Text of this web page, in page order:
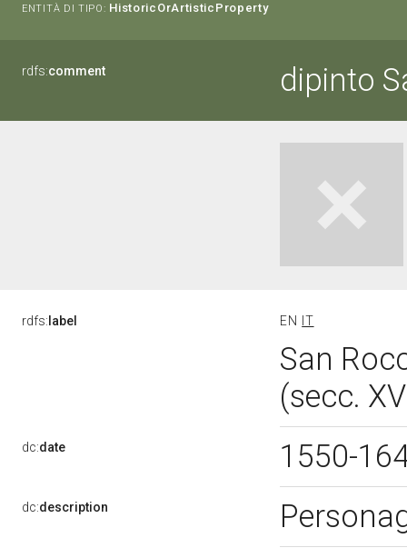
ENTITÀ DI TIPO: HistoricOrArtisticProperty
rdfs:comment dipinto
rdfs: label EN IT
San
(secc.
dc:date 1550-
dc:description